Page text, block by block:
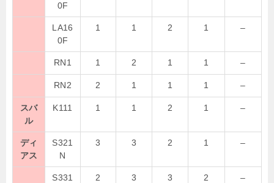
0F
LA16
0F
1 1 2 1 –
RN1 1 2 1 1 –
RN2 2 1 1 1 –
スバ
ル
K111 1 1 2 1 –
ディ
アス
S321
N
3 3 2 1 –
S331
2 3 3 2 –